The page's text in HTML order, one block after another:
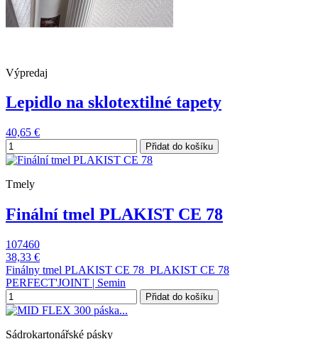
Výpredaj
Lepidlo na sklotextilné tapety
40,65 €
Přidat do košíku
Tmely
Finální tmel PLAKIST CE 78
107460
38,33 €
Finálny tmel PLAKIST CE 78 PLAKIST CE 78
PERFECT'JOINT | Semin
Přidat do košíku
Sádrokartonářské pásky